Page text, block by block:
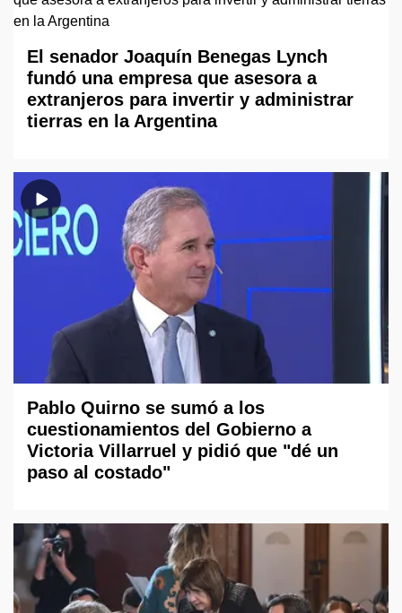
El senador Joaquín Benegas Lynch
fundó una empresa que asesora a
extranjeros para invertir y administrar
tierras en la Argentina
Pablo Quirno se sumó a los
cuestionamientos del Gobierno a
Victoria Villarruel y pidió que "dé un
paso al costado"